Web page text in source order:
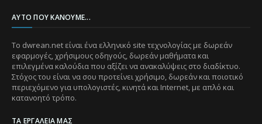
ΑΥΤΌ ΠΟΥ ΚΆΝΟΥΜΕ...
Το dwrean.net είναι ένα ελληνικό site τεχνολογίας με δωρεάν
εφαρμογές, χρήσιμους οδηγούς, δωρεάν μαθήματα και
επιλεγμένα καλούδια που αξίζει να ανακαλύψεις στο διαδίκτυο.
Στόχος του είναι να σου προτείνει χρήσιμο, δωρεάν και ποιοτικό
περιεχόμενο για υπολογιστές, κινητά και Internet, με απλό και
κατανοητό τρόπο.
ΤΑ ΕΡΓΑΛΕΊΑ ΜΑΣ